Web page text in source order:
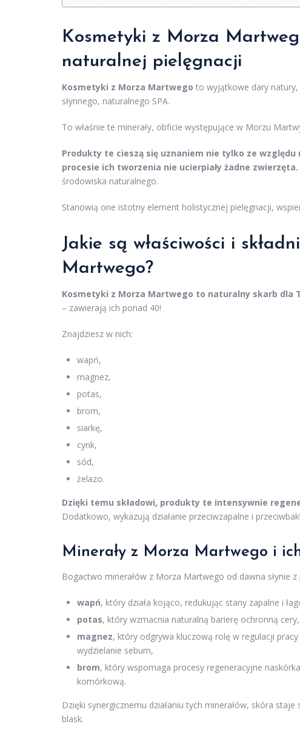
Kosmetyki z Morza
naturalnej pielęgnacji
Kosmetyki z Morza Martwego to wyjątkowe dary
słynnego, naturalnego SPA.
To właśnie te minerały, obficie występujące w Morzu
Produkty te cieszą się uznaniem nie tylko ze
procesie ich tworzenia nie ucierpiały żadne zwierzęta.
środowiska naturalnego.
Stanowią one istotny element holistycznej pielęgnacji,
Jakie są właściwości i
Martwego?
Kosmetyki z Morza Martwego to naturalny skarb dla
– zawierają ich ponad 40!
Znajdziesz w nich:
wapń,
magnez,
potas,
brom,
siarkę,
cynk,
sód,
żelazo.
Dzięki temu składowi, produkty te intensywnie
Dodatkowo, wykazują działanie przeciwzapalne i
Minerały z Morza Martwego i
Bogactwo minerałów z Morza Martwego od dawna słynie
wapń, który działa kojąco, redukując stany zapalne i
potas, który wzmacnia naturalną barierę ochronną
magnez, który odgrywa kluczową rolę w regulacji
wydzielanie sebum,
brom, który wspomaga procesy regeneracyjne
komórkową.
Dzięki synergicznemu działaniu tych minerałów, skóra
blask.